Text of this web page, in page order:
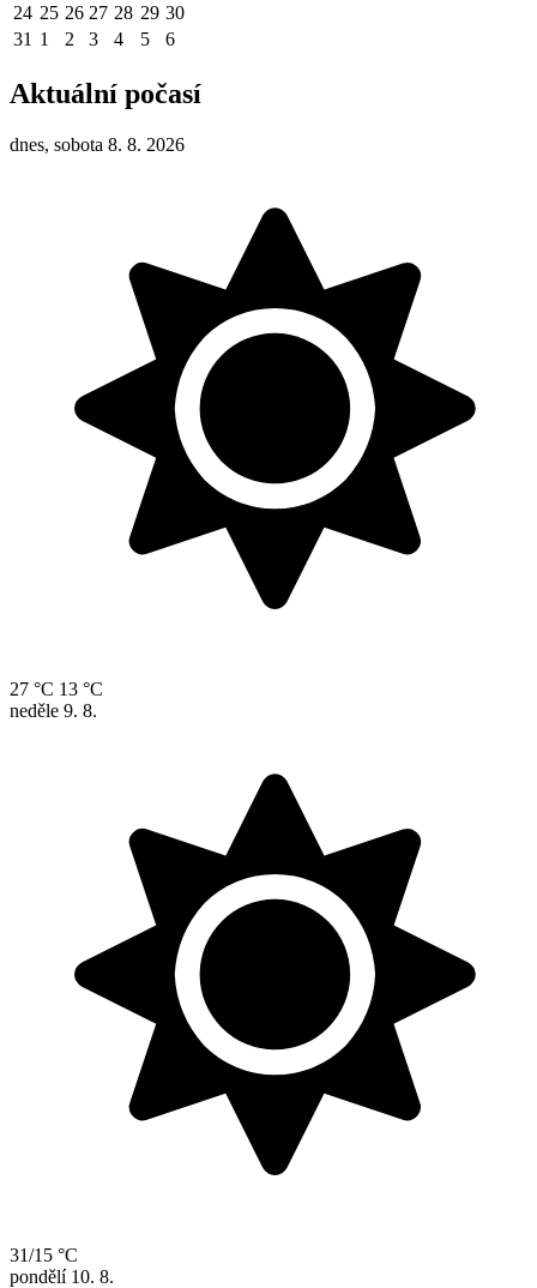
24 25 26 27 28 29 30
31 1 2 3 4 5 6
Aktuální počasí
dnes, sobota 8. 8. 2026
27 °C 13 °C
neděle 9. 8.
31/15 °C
pondělí 10. 8.